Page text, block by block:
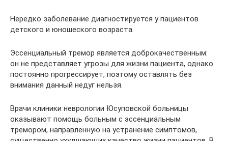
Нередко заболевание диагностируется у пациентов
детского и юношеского возраста.
Эссенциальный тремор является доброкачественным:
он не представляет угрозы для жизни пациента, однако
постоянно прогрессирует, поэтому оставлять без
внимания данный недуг нельзя.
Врачи клиники неврологии Юсуповской больницы
оказывают помощь больным с эссенциальным
тремором, направленную на устранение симптомов,